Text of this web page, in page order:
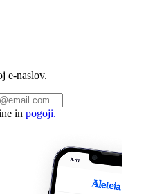
e-naslov.
in pogoji.